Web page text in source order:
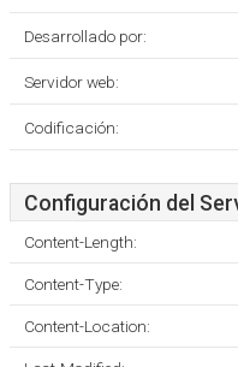
Desarrollado por:
Servidor web:
Codificación:
Configuración del
Content-Length:
Content-Type:
Content-Location: